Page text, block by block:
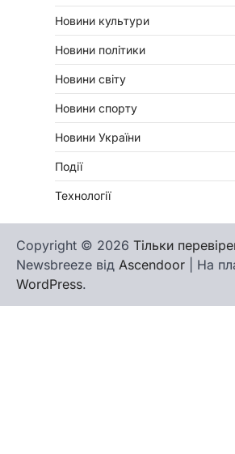
Новини культури
Новини політики
Новини світу
Новини спорту
Новини України
Події
Технології
Copyright © 2026 Тільки
Newsbreeze від Ascendoor | На
WordPress.